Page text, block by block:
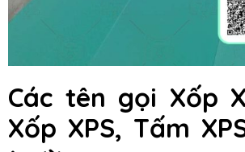
Các tên gọi Xốp
Xốp XPS, Tấm